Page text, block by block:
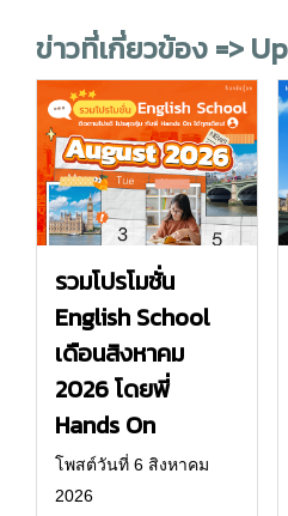
ข่าวที่เกี่ยวข้อง =>
รวมโปรโมชั่น
English School
เดือนสิงหาคม
2026 โดยพี่
Hands On
โพสต์วันที่ 6 สิงหาคม
2026